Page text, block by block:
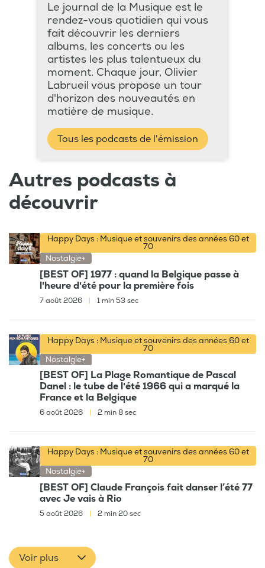
Le journal de la Musique est le
rendez-vous quotidien qui vous
fait découvrir les derniers
albums, les concerts ou les
artistes les plus talentueux du
moment. Chaque jour, Olivier
Labrueil vous propose un tour
d'horizon des nouveautés en
matière de musique.
Tous les podcasts de l'émission
Autres podcasts à
découvrir
Happy Days : Musique et souvenirs des années 60 et
70
Nostalgie+
[BEST OF] 1977 : quand la Belgique passe à
l'heure d'été pour la première fois
7 août 2026 1 min 53 sec
Happy Days : Musique et souvenirs des années 60 et
70
Nostalgie+
[BEST OF] La Plage Romantique de Pascal
Danel : le tube de l'été 1966 qui a marqué la
France et la Belgique
6 août 2026 2 min 8 sec
Happy Days : Musique et souvenirs des années 60 et
70
Nostalgie+
[BEST OF] Claude François fait danser l’été 77
avec Je vais à Rio
5 août 2026 2 min 20 sec
Voir plus